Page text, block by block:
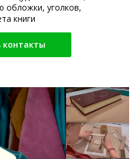
обложки, уголков,
книги
контакты